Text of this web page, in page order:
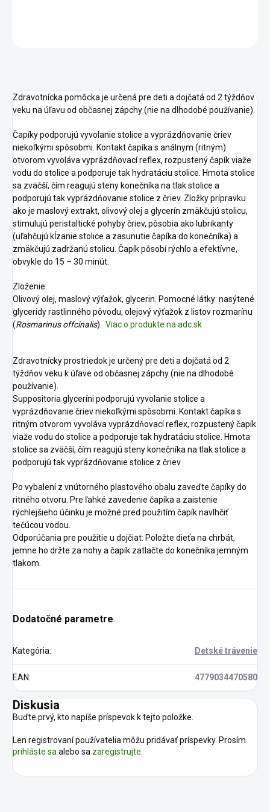
Zdravotnícka pomôcka je určená pre deti a dojčatá od 2 týždňov
veku na úľavu od občasnej zápchy (nie na dlhodobé používanie).
Čapíky podporujú vyvolanie stolice a vyprázdňovanie čriev
niekoľkými spôsobmi. Kontakt čapíka s análnym (ritným)
otvorom vyvoláva vyprázdňovací reflex, rozpustený čapík viaže
vodu do stolice a podporuje tak hydratáciu stolice. Hmota stolice
sa zväčší, čím reagujú steny konečníka na tlak stolice a
podporujú tak vyprázdňovanie stolice z čriev. Zložky prípravku
ako je maslový extrakt, olivový olej a glycerín zmäkčujú stolicu,
stimulujú peristaltické pohyby čriev, pôsobia ako lubrikanty
(uľahčujú kĺzanie stolice a zasunutie čapíka do konečníka) a
zmäkčujú zadržanú stolicu. Čapík pôsobí rýchlo a efektívne,
obvykle do 15 – 30 minút.
Zloženie:
Olivový olej, maslový výťažok, glycerin. Pomocné látky: nasýtené
glyceridy rastlinného pôvodu, olejový výťažok z listov rozmarínu
(Rosmarinus offcinalis). Viac o produkte na adc.sk
Zdravotnícky prostriedok je určený pre deti a dojčatá od 2
týždňov veku k úľave od občasnej zápchy (nie na dlhodobé
používanie).
Suppositoria glyceríni podporujú vyvolanie stolice a
vyprázdňovanie čriev niekoľkými spôsobmi. Kontakt čapíka s
ritným otvorom vyvoláva vyprázdňovací reflex, rozpustený čapík
viaže vodu do stolice a podporuje tak hydratáciu stolice. Hmota
stolice sa zväčší, čím reagujú steny konečníka na tlak stolice a
podporujú tak vyprázdňovanie stolice z čriev
Po vybalení z vnútorného plastového obalu zaveďte čapíky do
ritného otvoru. Pre ľahké zavedenie čapíka a zaistenie
rýchlejšieho účinku je možné pred použitím čapík navlhčiť
tečúcou vodou.
Odporúčania pre použitie u dojčiat: Položte dieťa na chrbát,
jemne ho držte za nohy a čapík zatlačte do konečníka jemným
tlakom.
Dodatočné parametre
Kategória: Detské trávenie
EAN: 4779034470580
Diskusia
Buďte prvý, kto napíše príspevok k tejto položke.
Len registrovaní používatelia môžu pridávať príspevky. Prosím
prihláste saalebo sa zaregistrujte.